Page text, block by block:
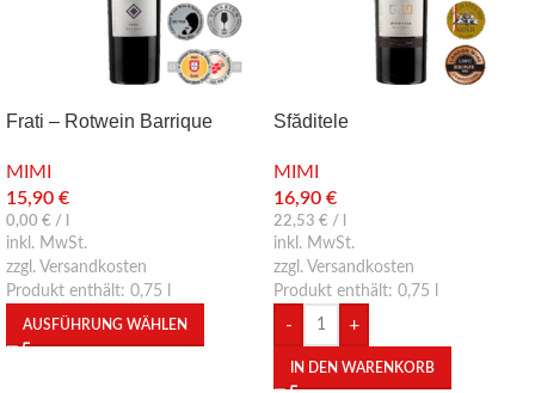
Frati – Rotwein Barrique
MIMI
15,90 €
0,00 € /
inkl. MwSt.
zzgl. Versandkosten
Produkt enthält: 0,75
AUSFÜHRUNG WÄHLEN
Sfăditele
MIMI
16,90 €
22,53 € /
inkl. MwSt.
zzgl. Versandkosten
Produkt enthält: 0,75
- +
IN DEN WARENKORB